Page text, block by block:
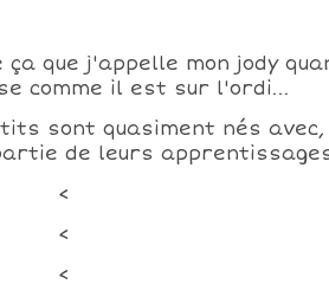
que j'appelle mon jody
comme il est sur l'ordi...
sont quasiment nés
de leurs
<
<
<